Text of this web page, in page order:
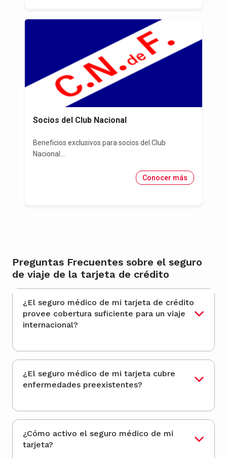
Socios del Club Nacional
Beneficios exclusivos para socios del Club
Nacional...
Conocer más
Preguntas Frecuentes sobre el seguro
de viaje de la tarjeta de crédito
¿El seguro médico de mi tarjeta de crédito
provee cobertura suficiente para un viaje
internacional?
¿El seguro médico de mi tarjeta cubre
enfermedades preexistentes?
¿Cómo activo el seguro médico de mi
tarjeta?